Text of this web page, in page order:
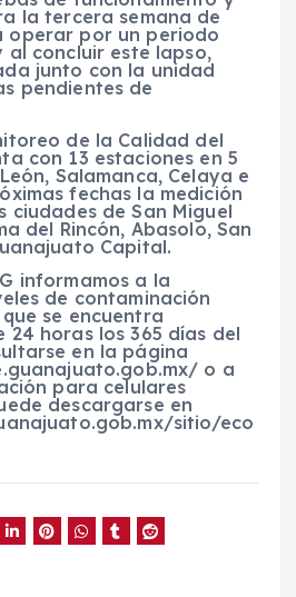
la tercera semana de
operar por un periodo
al concluir este lapso,
junto con la unidad
pendientes de
de la Calidad del
con 13 estaciones en 5
Salamanca, Celaya e
fechas la medición
ciudades de San Miguel
del Rincón, Abasolo, San
Capital.
informamos a la
de contaminación
se encuentra
24 horas los 365 días del
en la página
o a
para celulares
descargarse en
sitio/eco